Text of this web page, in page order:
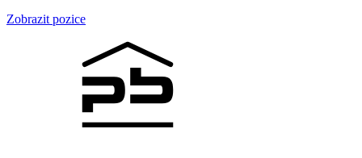
Zobrazit pozice